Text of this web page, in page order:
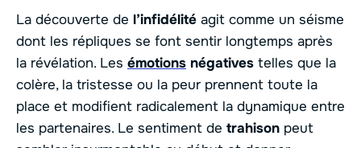
La découverte de l’infidélité agit comme un séisme
dont les répliques se font sentir longtemps après
la révélation. Les émotions négatives telles que la
colère, la tristesse ou la peur prennent toute la
place et modifient radicalement la dynamique entre
les partenaires. Le sentiment de trahison peut